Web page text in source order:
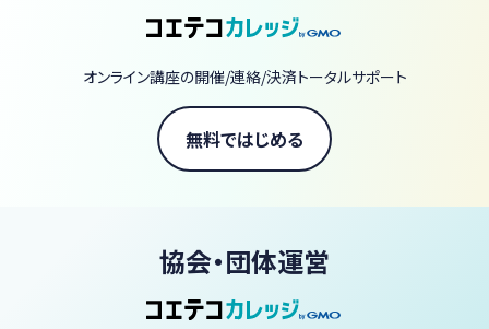
オンライン講座の開催/連絡/決済トータルサポート
無料ではじめる
協会・団体運営